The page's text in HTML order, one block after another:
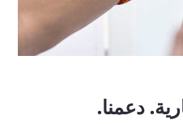
دعمنا.